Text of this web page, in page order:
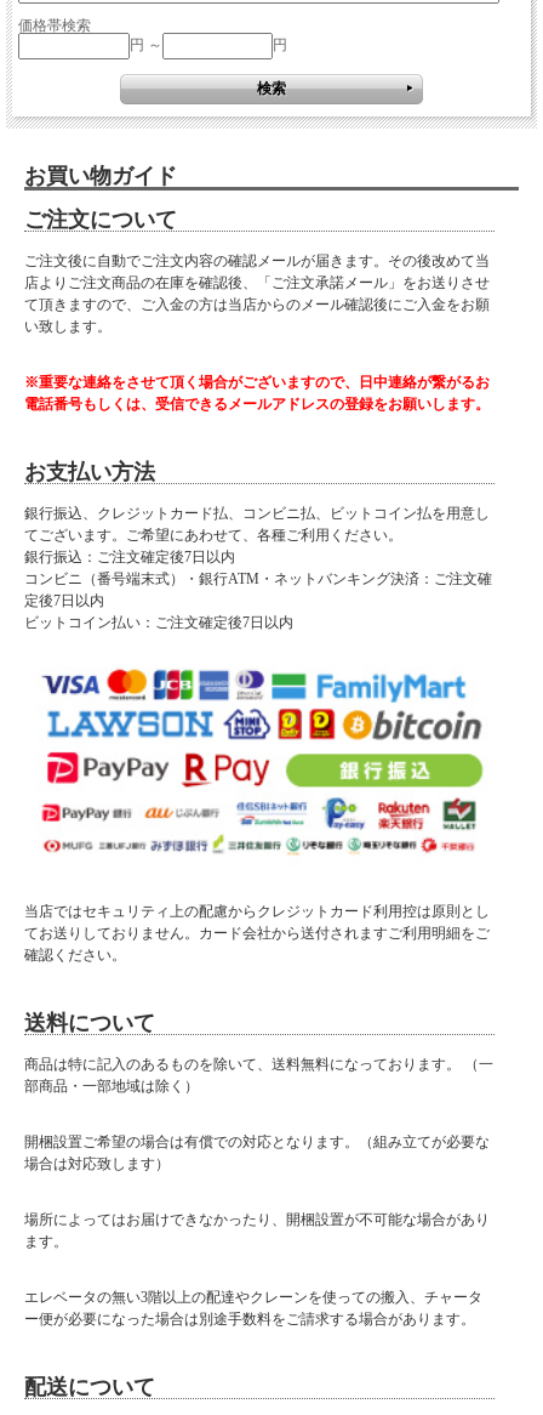
価格帯検索
円 ～
円
お買い物ガイド
ご注文について
ご注文後に自動でご注文内容の確認メールが届きます。その後改めて当
店よりご注文商品の在庫を確認後、「ご注文承諾メール」をお送りさせ
て頂きますので、ご入金の方は当店からのメール確認後にご入金をお願
い致します。
※重要な連絡をさせて頂く場合がございますので、日中連絡が繋がるお
電話番号もしくは、受信できるメールアドレスの登録をお願いします。
お支払い方法
銀行振込、クレジットカード払、コンビニ払、ビットコイン払を用意し
てございます。ご希望にあわせて、各種ご利用ください。
銀行振込：ご注文確定後7日以内
コンビニ（番号端末式）・銀行ATM・ネットバンキング決済：ご注文確
定後7日以内
ビットコイン払い：ご注文確定後7日以内
当店ではセキュリティ上の配慮からクレジットカード利用控は原則とし
てお送りしておりません。カード会社から送付されますご利用明細をご
確認ください。
送料について
商品は特に記入のあるものを除いて、送料無料になっております。 （一
部商品・一部地域は除く）
開梱設置ご希望の場合は有償での対応となります。（組み立てが必要な
場合は対応致します）
場所によってはお届けできなかったり、開梱設置が不可能な場合があり
ます。
エレベータの無い3階以上の配達やクレーンを使っての搬入、チャータ
ー便が必要になった場合は別途手数料をご請求する場合があります。
配送について